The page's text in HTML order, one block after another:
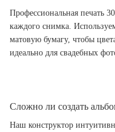
Профессиональная печать
каждого снимка.
матовую бумагу, чтобы
идеально для свадебных
Сложно ли создать
Наш конструктор